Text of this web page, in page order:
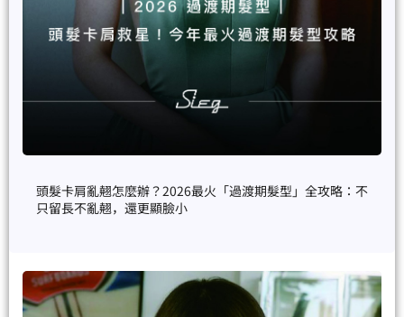
頭髮卡肩亂翹怎麼辦？2026最火「過渡期髮型」全攻略：不
只留長不亂翹，還更顯臉小